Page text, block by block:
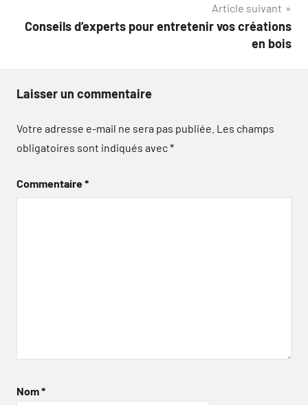
Article suivant
Conseils d’experts pour entretenir vos créations
en bois
Laisser un commentaire
Votre adresse e-mail ne sera pas publiée. Les champs
obligatoires sont indiqués avec*
Commentaire*
Nom*